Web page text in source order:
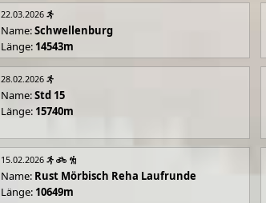
22.03.2026
Name:Schwellenburg
Länge: 14543m
28.02.2026
Name:Std 15
Länge: 15740m
15.02.2026
Name: Rust Mörbisch Reha Laufrunde
Länge: 10649m